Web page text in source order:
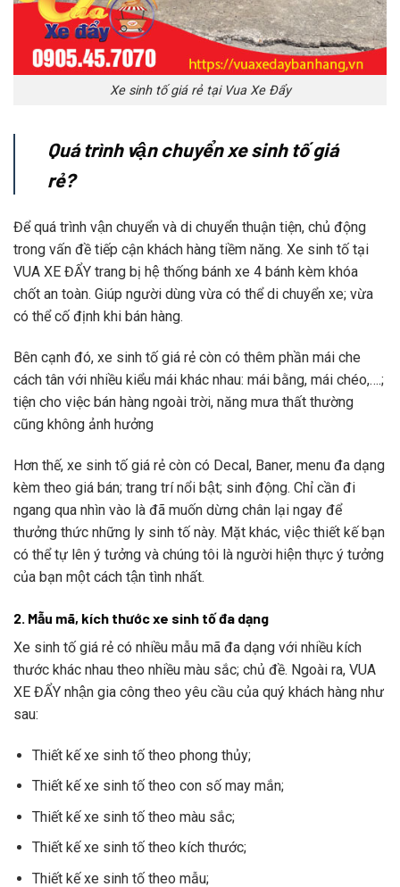
Xe sinh tố giá rẻ tại Vua Xe Đẩy
Quá trình vận chuyển xe sinh tố giá
rẻ?
Để quá trình vận chuyển và di chuyển thuận tiện, chủ động
trong vấn đề tiếp cận khách hàng tiềm năng. Xe sinh tố tại
VUA XE ĐẨY trang bị hệ thống bánh xe 4 bánh kèm khóa
chốt an toàn. Giúp người dùng vừa có thể di chuyển xe; vừa
có thể cố định khi bán hàng.
Bên cạnh đó, xe sinh tố giá rẻ còn có thêm phần mái che
cách tân với nhiều kiểu mái khác nhau: mái bằng, mái chéo,….;
tiện cho việc bán hàng ngoài trời, năng mưa thất thường
cũng không ảnh hưởng
Hơn thế, xe sinh tố giá rẻ còn có Decal, Baner, menu đa dạng
kèm theo giá bán; trang trí nổi bật; sinh động. Chỉ cần đi
ngang qua nhìn vào là đã muốn dừng chân lại ngay để
thưởng thức những ly sinh tố này. Mặt khác, việc thiết kế bạn
có thể tự lên ý tưởng và chúng tôi là người hiện thực ý tưởng
của bạn một cách tận tình nhất.
2. Mẫu mã, kích thước xe sinh tố đa dạng
Xe sinh tố giá rẻ có nhiều mẫu mã đa dạng với nhiều kích
thước khác nhau theo nhiều màu sắc; chủ đề. Ngoài ra, VUA
XE ĐẨY nhận gia công theo yêu cầu của quý khách hàng như
sau:
Thiết kế xe sinh tố theo phong thủy;
Thiết kế xe sinh tố theo con số may mắn;
Thiết kế xe sinh tố theo màu sắc;
Thiết kế xe sinh tố theo kích thước;
Thiết kế xe sinh tố theo mẫu;